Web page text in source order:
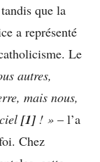
que la
a représenté
Le
autres,
mais nous,
[1] ! » – l’a
Chez